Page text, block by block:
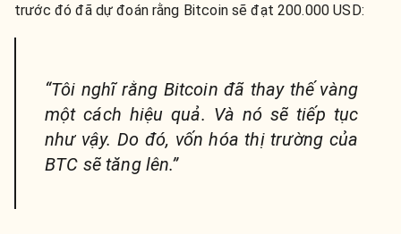
trước đó đã dự đoán rằng Bitcoin sẽ đạt 200.000 USD:
“Tôi nghĩ rằng Bitcoin đã thay thế vàng
một cách hiệu quả. Và nó sẽ tiếp tục
như vậy. Do đó, vốn hóa thị trường của
BTC sẽ tăng lên.”